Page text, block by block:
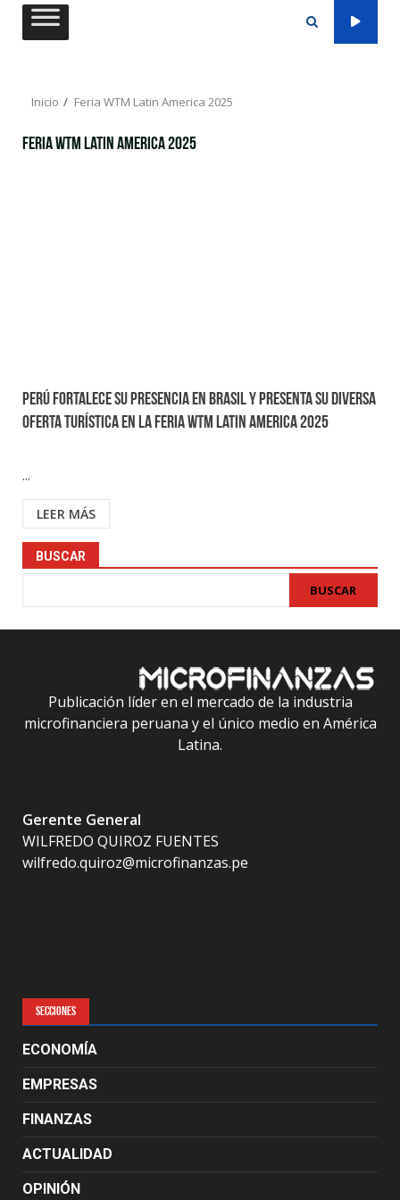
Saltar
Inicio Feria WTM Latin America 2025
Feria WTM Latin America 2025
Perú fortalece su presencia en Brasil y presenta su diversa
oferta turística en la feria WTM Latin America 2025
...
LEER MÁS
BUSCAR
BUSCAR
Publicación líder en el mercado de la industria
microfinanciera peruana y el único medio en América
Latina.
Gerente General
WILFREDO QUIROZ FUENTES
wilfredo.quiroz@microfinanzas.pe
SECCIONES
ECONOMÍA
EMPRESAS
FINANZAS
ACTUALIDAD
OPINIÓN